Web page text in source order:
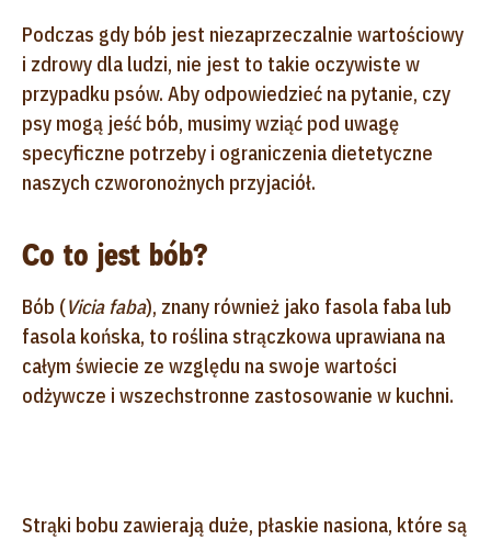
Podczas gdy bób jest niezaprzeczalnie wartościowy
i zdrowy dla ludzi, nie jest to takie oczywiste w
przypadku psów. Aby odpowiedzieć na pytanie, czy
psy mogą jeść bób, musimy wziąć pod uwagę
specyficzne potrzeby i ograniczenia dietetyczne
naszych czworonożnych przyjaciół.
Co to jest bób?
Bób (Vicia faba), znany również jako fasola faba lub
fasola końska, to roślina strączkowa uprawiana na
całym świecie ze względu na swoje wartości
odżywcze i wszechstronne zastosowanie w kuchni.
Strąki bobu zawierają duże, płaskie nasiona, które są